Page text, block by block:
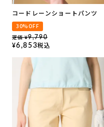
コードレーンショートパンツ
30%OFF
定価 ¥9,790
¥6,853税込